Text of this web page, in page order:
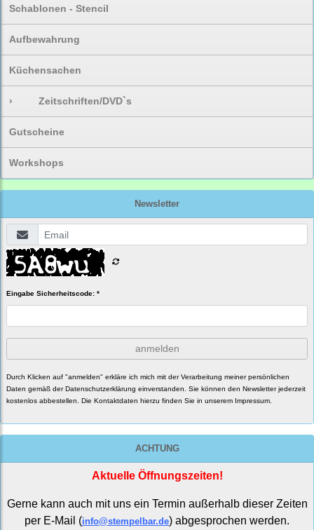
Schablonen - Stencil
Aufbewahrung
Küchensachen
› Zeitschriften/DVD`s
Gutscheine
Workshops
Newsletter
Eingabe Sicherheitscode: *
anmelden
Durch Klicken auf "anmelden" erkläre ich mich mit der Verarbeitung meiner persönlichen
Daten gemäß der Datenschutzerklärung einverstanden. Sie können den Newsletter jederzeit
kostenlos abbestellen. Die Kontaktdaten hierzu finden Sie in unserem Impressum.
ACHTUNG
Aktuelle Öffnungszeiten!
Gerne kann auch mit uns ein Termin außerhalb dieser Zeiten
per E-Mail (info@stempelbar.de) abgesprochen werden.